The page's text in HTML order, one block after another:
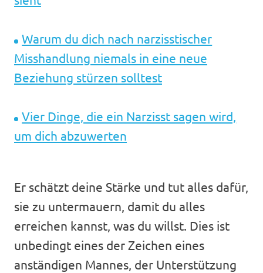
Warum du dich nach narzisstischer
Misshandlung niemals in eine neue
Beziehung stürzen solltest
Vier Dinge, die ein Narzisst sagen wird,
um dich abzuwerten
Er schätzt deine Stärke und tut alles dafür,
sie zu untermauern, damit du alles
erreichen kannst, was du willst. Dies ist
unbedingt eines der Zeichen eines
anständigen Mannes, der Unterstützung